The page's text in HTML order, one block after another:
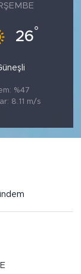
26°
%47
8.11 m/s